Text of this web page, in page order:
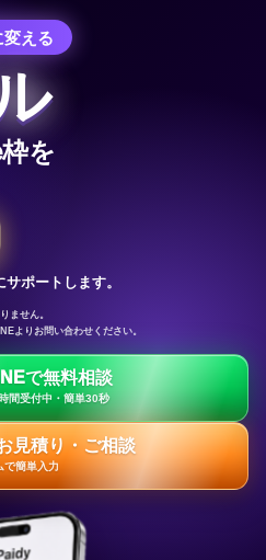
える
を
ポートします。
ません。
よりお問い合わせください。
で無料相談
間受付中・簡単30秒
見積り・ご相談
で簡単入力